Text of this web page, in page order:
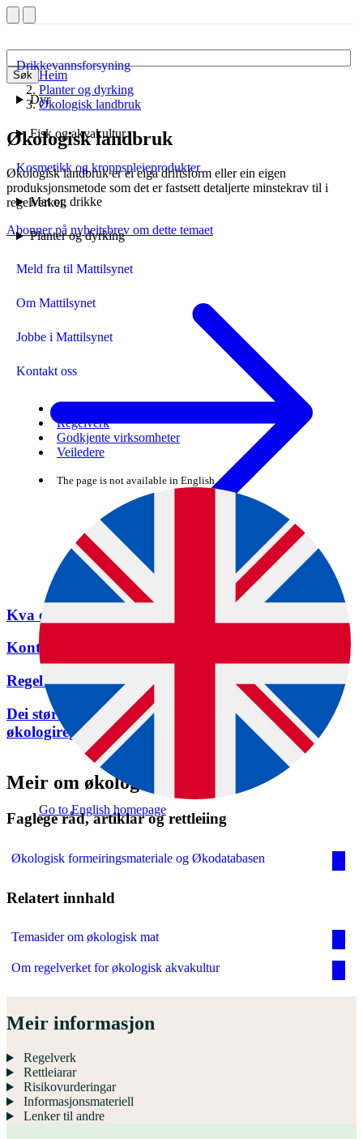
Søk
Drikkevannsforsyning
Dyr
Fisk og akvakultur
Kosmetikk og kroppspleieprodukter
Mat og drikke
Planter og dyrking
Meld fra til Mattilsynet
Om Mattilsynet
Jobbe i Mattilsynet
Kontakt oss
Regelverk
Godkjente virksomheter
Veiledere
The page is not available in English.
Go to English homepage
Heim
Planter og dyrking
Økologisk landbruk
Økologisk landbruk
Økologisk landbruk er ei eiga driftsform eller ein eigen
produksjonsmetode som det er fastsett detaljerte minstekrav til i
regelverket.
Abonner på nyheitsbrev om dette temaet
Vel oppgåve
Kva er økologisk landbruk?
Kontroll av økologiske verksemder
Regelverksutvalet for økologisk produksjon
Dei største endringane i det nyaste
økologiregelverket
Meir om økologisk landbruk
Faglege råd, artiklar og rettleiing
Økologisk formeiringsmateriale og Økodatabasen
Relatert innhald
Temasider om økologisk mat
Om regelverket for økologisk akvakultur
Meir informasjon
Regelverk
Rettleiarar
Risikovurderingar
Informasjonsmateriell
Lenker til andre